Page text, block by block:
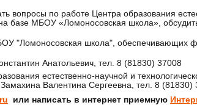
вопросы по работе Центра образования
базе МБОУ «Ломоносовская школа»,
"Ломоносовская школа", обеспечивающих
Анатольевич, тел. 8 (81830) 37008
естественно-научной и
Валентина Сергеевна, тел. 8 (81830)
или написать в интернет приемную